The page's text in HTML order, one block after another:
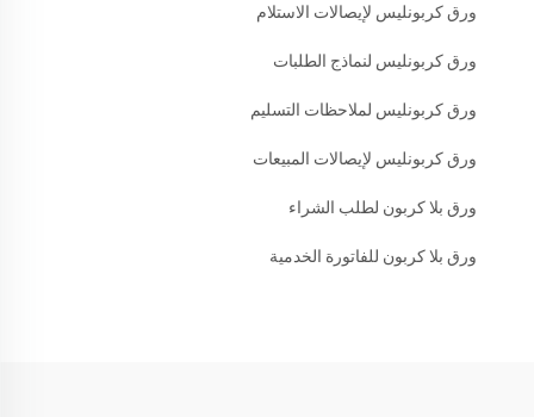
ورق كربونليس لإيصالات الاستلام
ورق كربونليس لنماذج الطلبات
ورق كربونليس لملاحظات التسليم
ورق كربونليس لإيصالات المبيعات
ورق بلا كربون لطلب الشراء
ورق بلا كربون للفاتورة الخدمية